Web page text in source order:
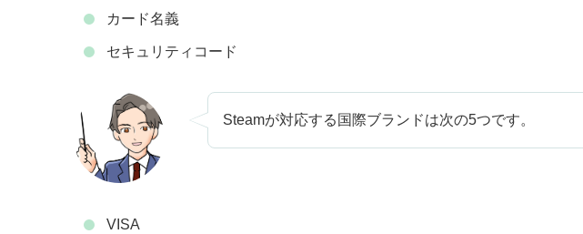
カード名義
セキュリティコード
Steamが対応する国際ブランドは次の5つです。
VISA